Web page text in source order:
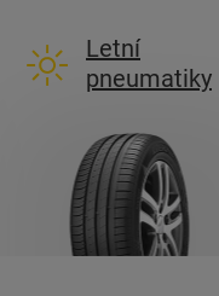
Letní
pneumatiky